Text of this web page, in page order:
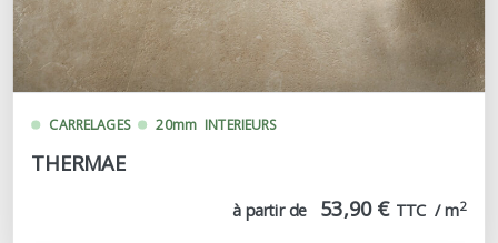
CARRELAGES 20mm INTERIEURS
THERMAE
à partir de 53,90 € TTC  / m2